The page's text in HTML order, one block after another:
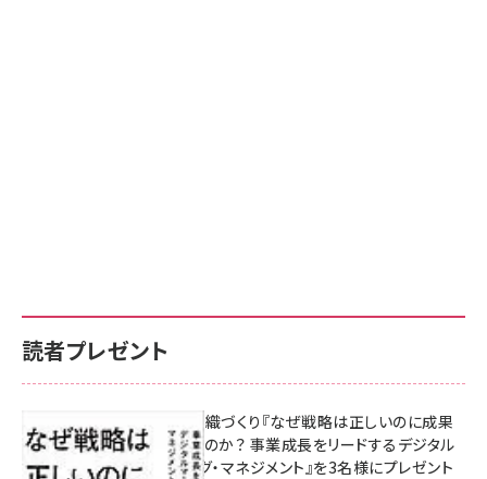
読者プレゼント
成果を生む組織づくり『なぜ戦略は正しいのに成果
があがらないのか？ 事業成長をリードするデジタル
マーケティング・マネジメント』を3名様にプレゼント